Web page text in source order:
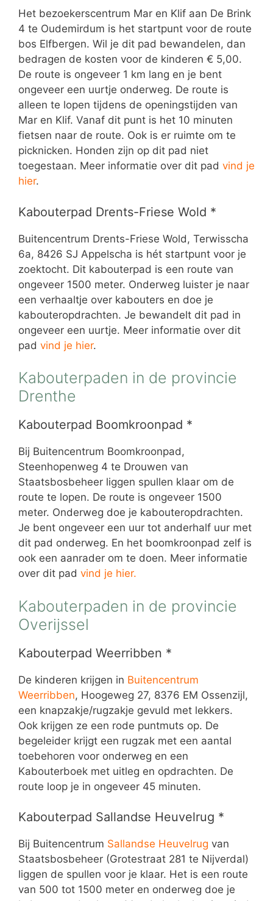
Het bezoekerscentrum Mar en Klif aan De Brink
4 te Oudemirdum is het startpunt voor de route
bos Elfbergen. Wil je dit pad bewandelen, dan
bedragen de kosten voor de kinderen € 5,00.
De route is ongeveer 1 km lang en je bent
ongeveer een uurtje onderweg. De route is
alleen te lopen tijdens de openingstijden van
Mar en Klif. Vanaf dit punt is het 10 minuten
fietsen naar de route. Ook is er ruimte om te
picknicken. Honden zijn op dit pad niet
toegestaan. Meer informatie over dit pad vind je
hier.
Kabouterpad Drents-Friese Wold *
Buitencentrum Drents-Friese Wold, Terwisscha
6a, 8426 SJ Appelscha is hét startpunt voor je
zoektocht. Dit kabouterpad is een route van
ongeveer 1500 meter. Onderweg luister je naar
een verhaaltje over kabouters en doe je
kabouteropdrachten. Je bewandelt dit pad in
ongeveer een uurtje. Meer informatie over dit
pad vind je hier.
Kabouterpaden in de provincie
Drenthe
Kabouterpad Boomkroonpad *
Bij Buitencentrum Boomkroonpad,
Steenhopenweg 4 te Drouwen van
Staatsbosbeheer liggen spullen klaar om de
route te lopen. De route is ongeveer 1500
meter. Onderweg doe je kabouteropdrachten.
Je bent ongeveer een uur tot anderhalf uur met
dit pad onderweg. En het boomkroonpad zelf is
ook een aanrader om te doen. Meer informatie
over dit pad vind je hier.
Kabouterpaden in de provincie
Overijssel
Kabouterpad Weerribben *
De kinderen krijgen in Buitencentrum
Weerribben, Hoogeweg 27, 8376 EM Ossenzijl,
een knapzakje/rugzakje gevuld met lekkers.
Ook krijgen ze een rode puntmuts op. De
begeleider krijgt een rugzak met een aantal
toebehoren voor onderweg en een
Kabouterboek met uitleg en opdrachten. De
route loop je in ongeveer 45 minuten.
Kabouterpad Sallandse Heuvelrug *
Bij Buitencentrum Sallandse Heuvelrug van
Staatsbosbeheer (Grotestraat 281 te Nijverdal)
liggen de spullen voor je klaar. Het is een route
van 500 tot 1500 meter en onderweg doe je